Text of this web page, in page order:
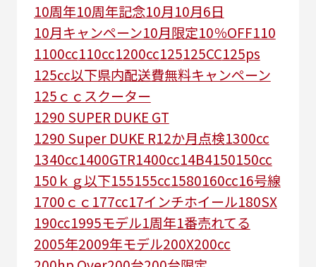
10周年10周年記念10月10月6日
10月キャンペーン10月限定10％OFF110
1100cc110cc1200cc125125CC125ps
125㏄以下県内配送費無料キャンペーン
125ｃｃスクーター
1290 SUPER DUKE GT
1290 Super DUKE R12か月点検1300cc
1340cc1400GTR1400cc14B4150150cc
150ｋｇ以下155155cc1580160cc16号線
1700ｃｃ 177cc17インチホイール180SX
190cc1995モデル1周年1番売れてる
2005年2009年モデル200X200cc